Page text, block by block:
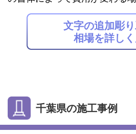
文字の追加彫
相場を詳し
千葉県の施工事例